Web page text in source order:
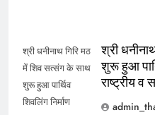
श्री धनीनाथ गिरि मठ
में शिव सत्संग के साथ
शुरू हुआ पार्थिव
शिवलिंग निर्माण
श्री
शुरू हुआ
राष्ट्रीय